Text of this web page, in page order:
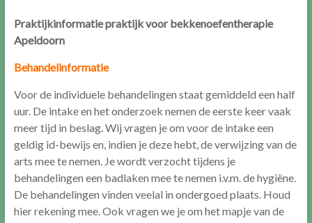
Praktijkinformatie praktijk voor bekkenoefentherapie
Apeldoorn
Behandelinformatie
Voor de individuele behandelingen staat gemiddeld een half
uur. De intake en het onderzoek nemen de eerste keer vaak
meer tijd in beslag. Wij vragen je om voor de intake een
geldig id-bewijs en, indien je deze hebt, de verwijzing van de
arts mee te nemen. Je wordt verzocht tijdens je
behandelingen een badlaken mee te nemen i.v.m. de hygiëne.
De behandelingen vinden veelal in ondergoed plaats. Houd
hier rekening mee. Ook vragen we je om het mapje van de